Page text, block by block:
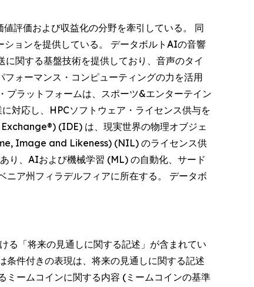
評価および収益化の分野を牽引している。 同
ョンを提供している。 データボルトAIの音響
関する基盤技術を提供しており、音声のタイ
ォーマンス・コンピューティングの力を活用
プラットフォームは、スポーツ&エンターテイン
対応し、HPCソフトウェア・ライセンス供与を
(IDE) は、現実世界の物理オブジェ
Image and Likeness) (NIL) のライセンス供
り、AIおよび機械学習 (ML) の自動化、サード
ア州フィラデルフィアに所在する。 データボ
る「将来の見通しに関する記述」が含まれてい
条件付きの表現は、将来の見通しに関する記述
ミームコインに関する内容 (ミームコインの基準